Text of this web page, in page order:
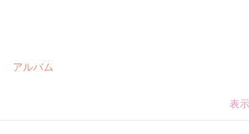
アルバム
表